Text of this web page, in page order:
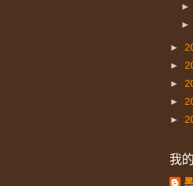
►
►
►
►
►
我